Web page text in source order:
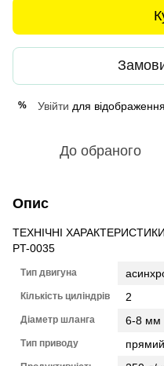
% Увійти для
До обраного
Опис
ТЕХНІЧНІ
PT-0035
Тип двигуна
Кількість циліндрів 2
Діаметр шланга 6-8 мм
Тип приводу прямий